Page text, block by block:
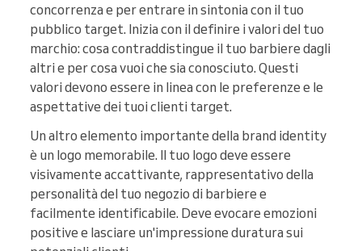
concorrenza e per entrare in sintonia con il tuo
pubblico target. Inizia con il definire i valori del tuo
marchio: cosa contraddistingue il tuo barbiere dagli
altri e per cosa vuoi che sia conosciuto. Questi
valori devono essere in linea con le preferenze e le
aspettative dei tuoi clienti target.
Un altro elemento importante della brand identity
è un logo memorabile. Il tuo logo deve essere
visivamente accattivante, rappresentativo della
personalità del tuo negozio di barbiere e
facilmente identificabile. Deve evocare emozioni
positive e lasciare un'impressione duratura sui